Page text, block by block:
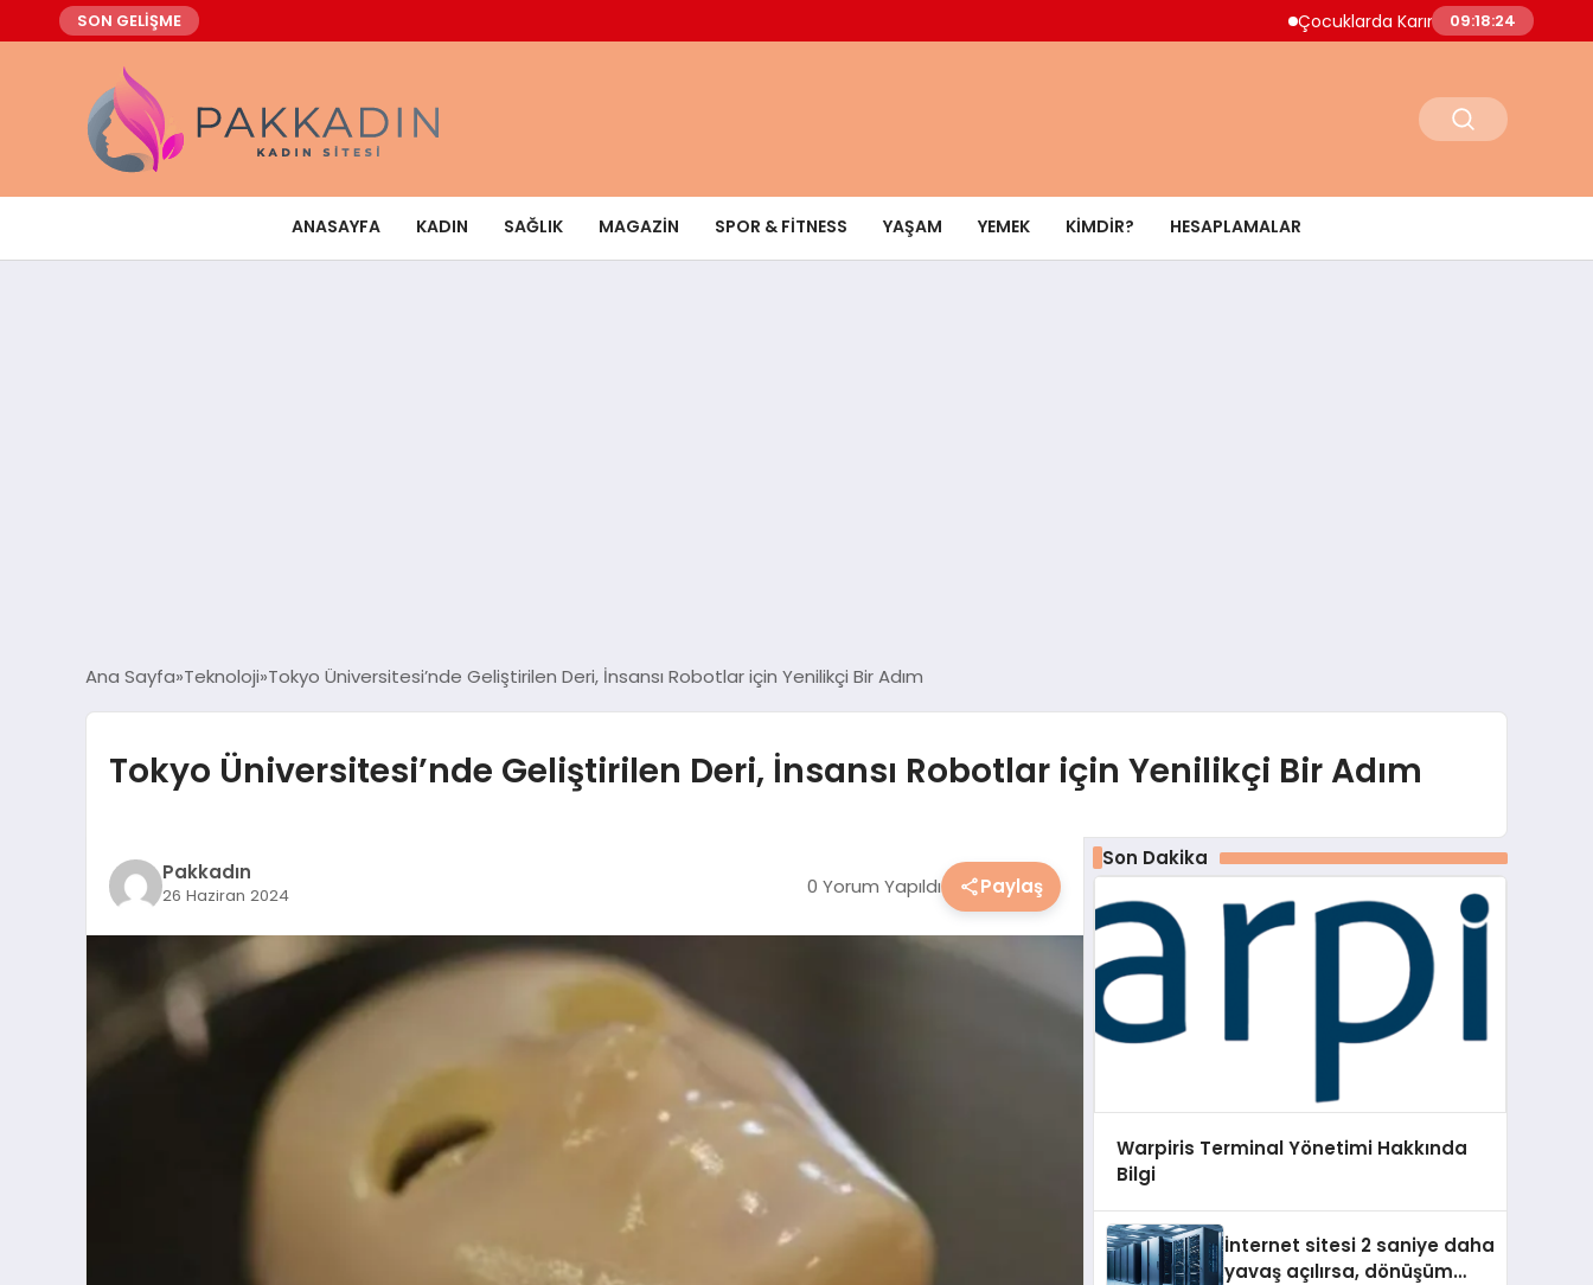
SON GELİŞME Çocuklarda Karın Ağrısı Ne Zaman Acil
09:18:25
ANASAYFA KADIN SAĞLIK MAGAZIN SPOR & FITNESS YAŞAM YEMEK KIMDIR? HESAPLAMALAR
Ana Sayfa Teknoloji Tokyo Üniversitesi’nde Geliştirilen Deri, İnsansı Robotlar için Yenilikçi Bir Adım
Tokyo Üniversitesi’nde Geliştirilen Deri, İnsansı Robotlar için Yenilikçi Bir Adım
Pakkadın
26 Haziran 2024 0 Yorum Yapıldı Paylaş
Son Dakika
Warpiris Terminal Yönetimi Hakkında
Bilgi
İnternet sitesi 2 saniye daha
yavaş açılırsa, dönüşüm